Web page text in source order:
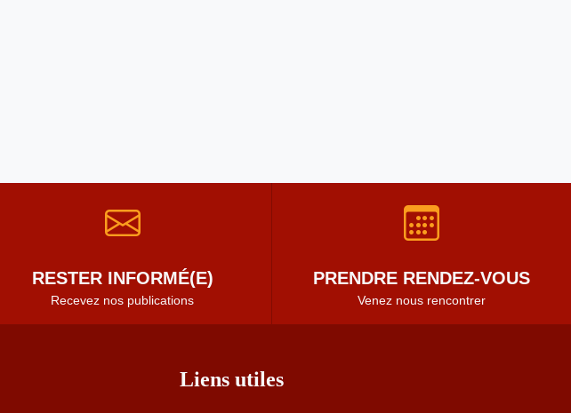
RESTER INFORMÉ(E)
Recevez nos publications
PRENDRE RENDEZ-VOUS
Venez nous rencontrer
Liens utiles